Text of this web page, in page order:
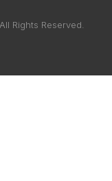
Rights Reserved.